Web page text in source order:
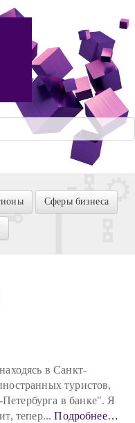
Сферы бизнеса
в Санкт-
туристов,
в банке". Я
тепер...Подробнее…